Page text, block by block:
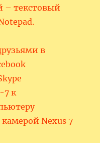
– текстовый
в
7 к
Nexus 7